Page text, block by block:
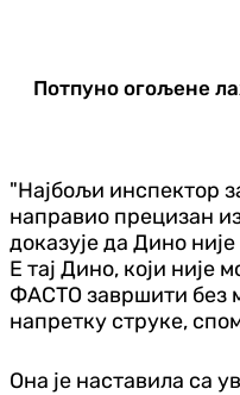
Потпуно огољене
"Најбољи инспектор
направио прецизан
доказује да Дино
Е тај Дино, који није
ФАСТО завршити без
напретку струке,
Она је наставила са